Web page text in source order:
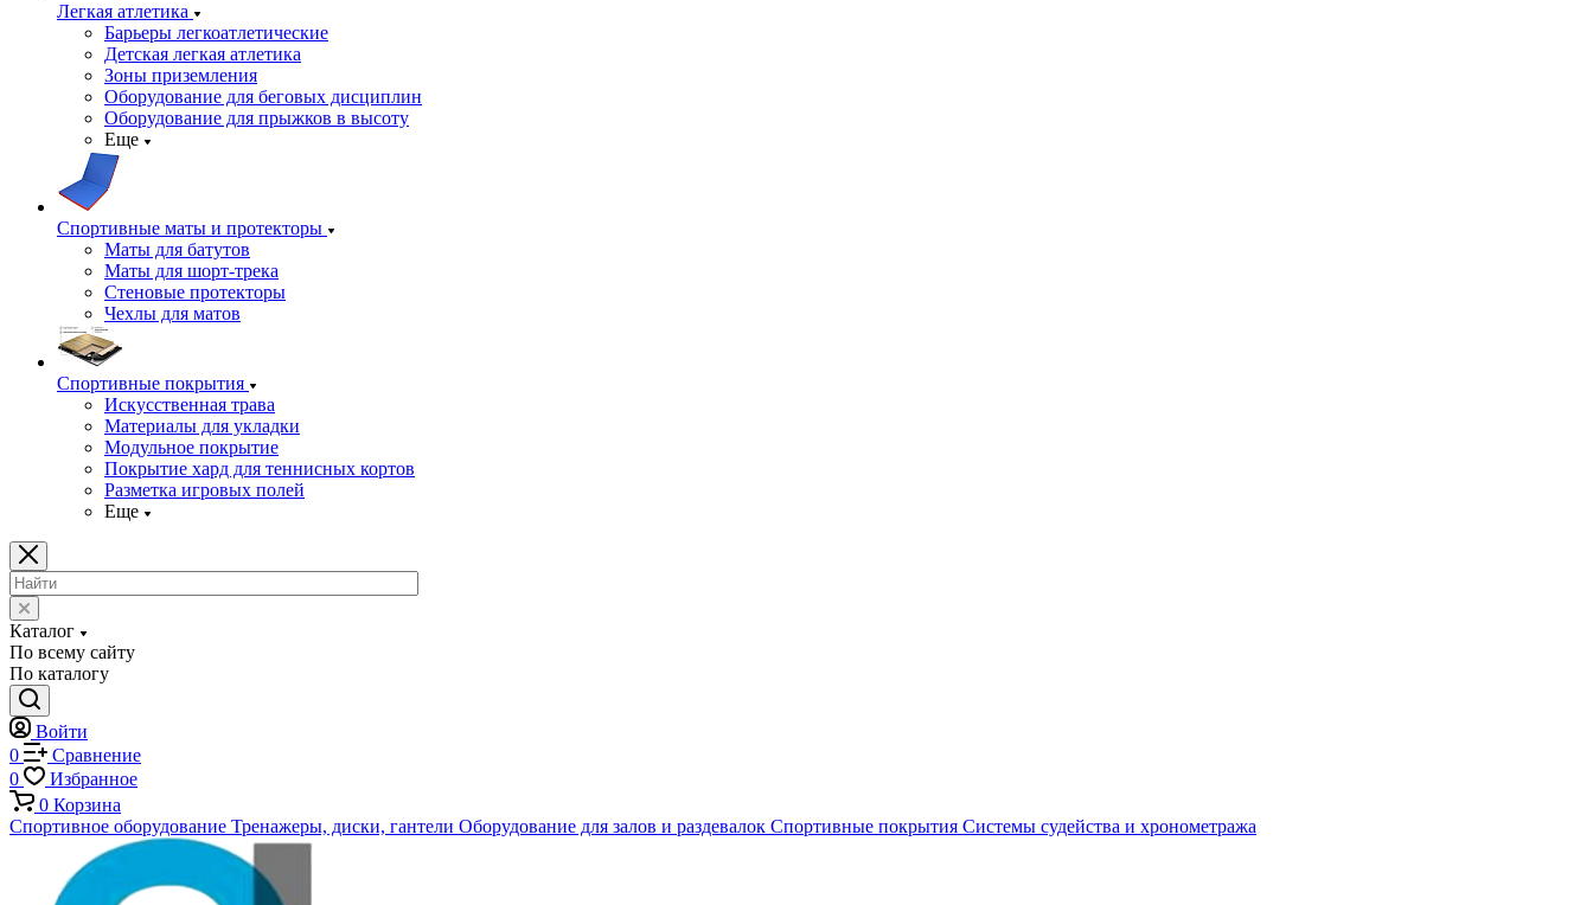
Легкая атлетика
Барьеры легкоатлетические
Детская легкая атлетика
Зоны приземления
Оборудование для беговых дисциплин
Оборудование для прыжков в высоту
Еще
Спортивные маты и протекторы
Маты для батутов
Маты для шорт-трека
Стеновые протекторы
Чехлы для матов
Спортивные покрытия
Искусственная трава
Материалы для укладки
Модульное покрытие
Покрытие хард для теннисных кортов
Разметка игровых полей
Еще
Каталог
По всему сайту
По каталогу
Войти
0
Сравнение
0
Избранное
0 Корзина
Спортивное оборудование Тренажеры, диски, гантели Оборудование для залов и раздевалок Спортивные покрытия Системы судейства и хронометража